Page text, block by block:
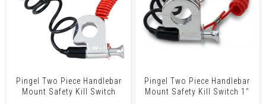
Pingel Two Piece Handlebar
Mount Safety Kill Switch
Pingel Two Piece Handlebar
Mount Safety Kill Switch 1"